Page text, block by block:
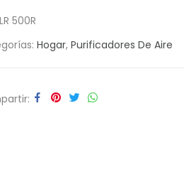
LR 500R
Hogar, Purificadores De Aire